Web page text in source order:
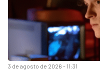
3 de agosto de 2026 - 11:31